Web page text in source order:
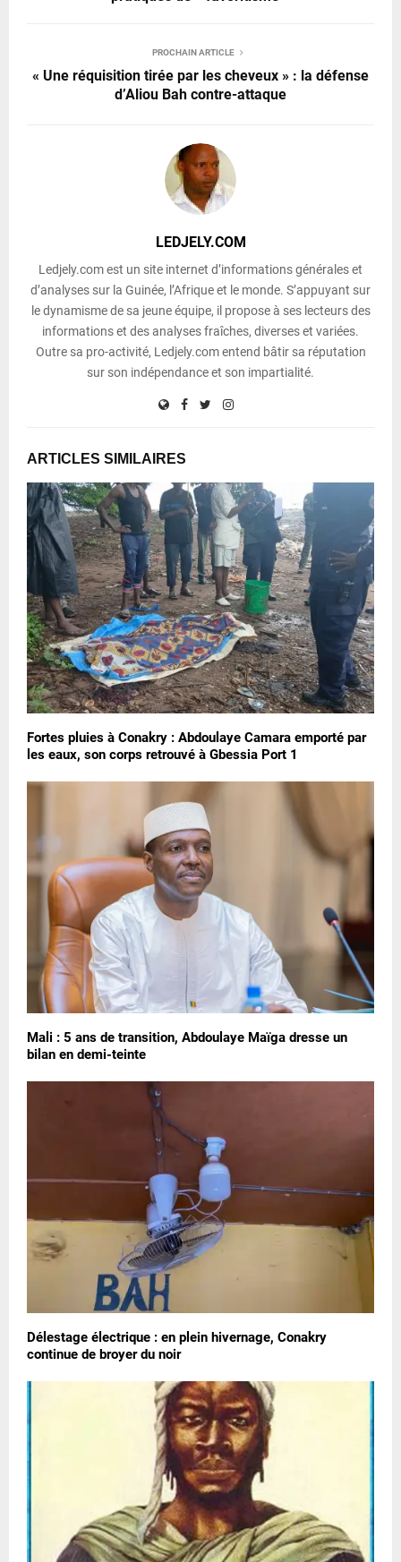
PROCHAIN ARTICLE
« Une réquisition tirée par les cheveux » : la défense
d’Aliou Bah contre-attaque
LEDJELY.COM
Ledjely.com est un site internet d’informations générales et
d’analyses sur la Guinée, l’Afrique et le monde. S’appuyant sur
le dynamisme de sa jeune équipe, il propose à ses lecteurs des
informations et des analyses fraîches, diverses et variées.
Outre sa pro-activité, Ledjely.com entend bâtir sa réputation
sur son indépendance et son impartialité.
ARTICLES SIMILAIRES
Fortes pluies à Conakry : Abdoulaye Camara emporté par
les eaux, son corps retrouvé à Gbessia Port 1
Mali : 5 ans de transition, Abdoulaye Maïga dresse un
bilan en demi-teinte
Délestage électrique : en plein hivernage, Conakry
continue de broyer du noir